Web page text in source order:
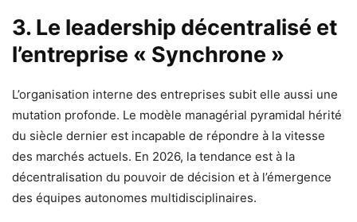
3. Le leadership décentralisé et
l’entreprise « Synchrone »
L’organisation interne des entreprises subit elle aussi une
mutation profonde. Le modèle managérial pyramidal hérité
du siècle dernier est incapable de répondre à la vitesse
des marchés actuels. En 2026, la tendance est à la
décentralisation du pouvoir de décision et à l’émergence
des équipes autonomes multidisciplinaires.